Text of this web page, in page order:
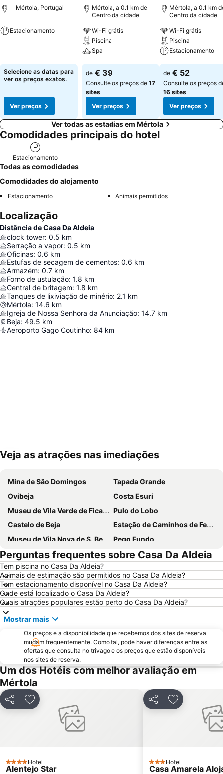
Mértola, Portugal
Estacionamento
Selecione as datas para
ver os preços exatos.
Ver preços
Mértola, a 0.1 km de
Centro da cidade
Wi-Fi grátis
Piscina
Spa
Ver preços
de € 39
Consulte os preços de 17
sites
Ver preços
Mértola, a 0.1 km
Centro da cidade
Wi-Fi grátis
Piscina
Estacionamento
Ver preços
de € 52
Consulte os preços
16 sites
Ver preços
Ver todas as estadias em Mértola
Comodidades principais do hotel
Estacionamento
Todas as comodidades
Comodidades do alojamento
Estacionamento Animais permitidos
Localização
Distância de Casa Da Aldeia
clock tower: 0.5 km
Serração a vapor: 0.5 km
Oficinas: 0.6 km
Estufas de secagem de cementos: 0.6 km
Armazém: 0.7 km
Forno de ustulação: 1.8 km
Central de britagem: 1.8 km
Tanques de lixiviação de minério: 2.1 km
Mértola: 14.6 km
Igreja de Nossa Senhora da Anunciação: 14.7 km
Beja: 49.5 km
Aeroporto Gago Coutinho: 84 km
Ampliar mapa
Veja as atrações nas imediações
Mina de São Domingos
Tapada Grande
Ovibeja
Costa Esuri
Museu de Vila Verde de Ficalho
Pulo do Lobo
Castelo de Beja
Estação de Caminhos de Ferro de Beja
Museu de Vila Nova de S. Bento
Pego Fundo
Núcleo Museológico de Cachopo
Feria de Agosto
Perguntas frequentes sobre Casa Da Aldeia
Tem piscina no Casa Da Aldeia?
Animais de estimação são permitidos no Casa Da Aldeia?
Tem estacionamento disponível no Casa Da Aldeia?
Onde está localizado o Casa Da Aldeia?
Quais atrações populares estão perto do Casa Da Aldeia?
Mostrar mais
Os preços e a disponibilidade que recebemos dos sites de reserva
mudam frequentemente. Como tal, pode haver diferenças entre as
ofertas que consulta no trivago e os preços que estão disponíveis
nos sites de reserva.
Um dos Hotéis com melhor avaliação em
Mértola
PartilharAdicionar aos favoritos
4 Estrelas
Hotel
Alentejo Star
PartilharAdicionar
3 Estrelas
Hotel
Casa Amarela